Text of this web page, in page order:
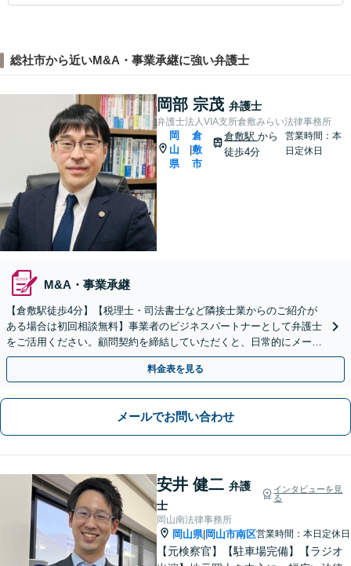
総社市から近いM&A・事業承継に強い弁護士
岡部 宗茂 弁護士
弁護士法人VIA支所倉敷みらい法律事務所
岡
山
県
倉
敷
市
倉敷駅から
徒歩4分
営業時間：本
日定休日
M&A・事業承継
【倉敷駅徒歩4分】【税理士・司法書士など隣接士業からのご紹介が
ある場合は初回相談無料】事業者のビジネスパートナーとして弁護士
をご活用ください。顧問契約を締結していただくと、日常的にメール
やお電話でのご相談も可能です。
料金表を見る
メールでお問い合わせ
安井 健二 弁護
士
インタビューを見
る
岡山南法律事務所
岡山県| 岡山市南区営業時間：本日定休日
【元検察官】【駐車場完備】【ラジオ